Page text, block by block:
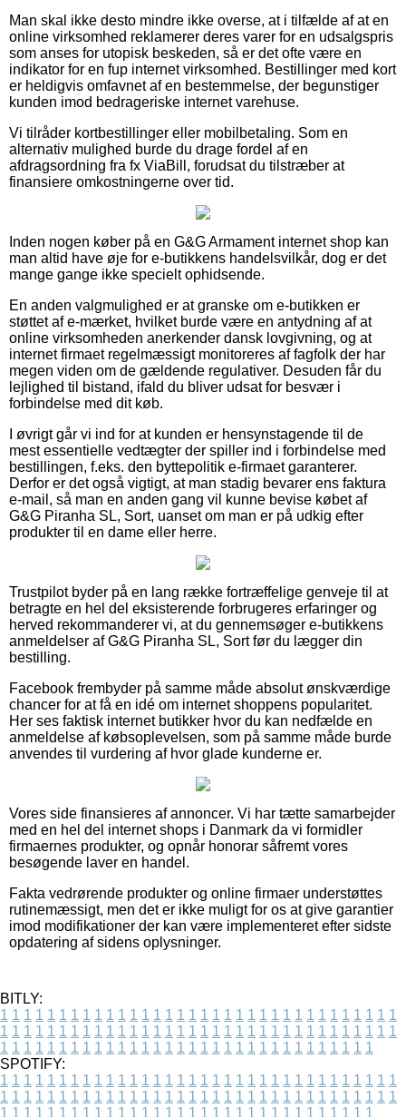
Man skal ikke desto mindre ikke overse, at i tilfælde af at en
online virksomhed reklamerer deres varer for en udsalgspris
som anses for utopisk beskeden, så er det ofte være en
indikator for en fup internet virksomhed. Bestillinger med kort
er heldigvis omfavnet af en bestemmelse, der begunstiger
kunden imod bedrageriske internet varehuse.
Vi tilråder kortbestillinger eller mobilbetaling. Som en
alternativ mulighed burde du drage fordel af en
afdragsordning fra fx ViaBill, forudsat du tilstræber at
finansiere omkostningerne over tid.
Inden nogen køber på en G&G Armament internet shop kan
man altid have øje for e-butikkens handelsvilkår, dog er det
mange gange ikke specielt ophidsende.
En anden valgmulighed er at granske om e-butikken er
støttet af e-mærket, hvilket burde være en antydning af at
online virksomheden anerkender dansk lovgivning, og at
internet firmaet regelmæssigt monitoreres af fagfolk der har
megen viden om de gældende regulativer. Desuden får du
lejlighed til bistand, ifald du bliver udsat for besvær i
forbindelse med dit køb.
I øvrigt går vi ind for at kunden er hensynstagende til de
mest essentielle vedtægter der spiller ind i forbindelse med
bestillingen, f.eks. den byttepolitik e-firmaet garanterer.
Derfor er det også vigtigt, at man stadig bevarer ens faktura
e-mail, så man en anden gang vil kunne bevise købet af
G&G Piranha SL, Sort, uanset om man er på udkig efter
produkter til en dame eller herre.
Trustpilot byder på en lang række fortræffelige genveje til at
betragte en hel del eksisterende forbrugeres erfaringer og
herved rekommanderer vi, at du gennemsøger e-butikkens
anmeldelser af G&G Piranha SL, Sort før du lægger din
bestilling.
Facebook frembyder på samme måde absolut ønskværdige
chancer for at få en idé om internet shoppens popularitet.
Her ses faktisk internet butikker hvor du kan nedfælde en
anmeldelse af købsoplevelsen, som på samme måde burde
anvendes til vurdering af hvor glade kunderne er.
Vores side finansieres af annoncer. Vi har tætte samarbejder
med en hel del internet shops i Danmark da vi formidler
firmaernes produkter, og opnår honorar såfremt vores
besøgende laver en handel.
Fakta vedrørende produkter og online firmaer understøttes
rutinemæssigt, men det er ikke muligt for os at give garantier
imod modifikationer der kan være implementeret efter sidste
opdatering af sidens oplysninger.
BITLY:
1 1 1 1 1 1 1 1 1 1 1 1 1 1 1 1 1 1 1 1 1 1 1 1 1 1 1 1 1 1 1 1 1 1
1 1 1 1 1 1 1 1 1 1 1 1 1 1 1 1 1 1 1 1 1 1 1 1 1 1 1 1 1 1 1 1 1 1
1 1 1 1 1 1 1 1 1 1 1 1 1 1 1 1 1 1 1 1 1 1 1 1 1 1 1 1 1 1 1 1
SPOTIFY:
1 1 1 1 1 1 1 1 1 1 1 1 1 1 1 1 1 1 1 1 1 1 1 1 1 1 1 1 1 1 1 1 1 1
1 1 1 1 1 1 1 1 1 1 1 1 1 1 1 1 1 1 1 1 1 1 1 1 1 1 1 1 1 1 1 1 1 1
1 1 1 1 1 1 1 1 1 1 1 1 1 1 1 1 1 1 1 1 1 1 1 1 1 1 1 1 1 1 1 1